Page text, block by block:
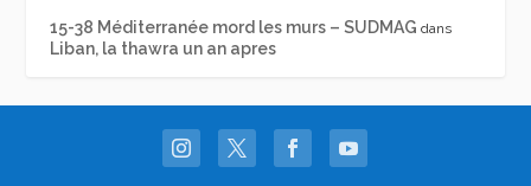
15-38 Méditerranée mord les murs – SUDMAG dans
Liban, la thawra un an apres